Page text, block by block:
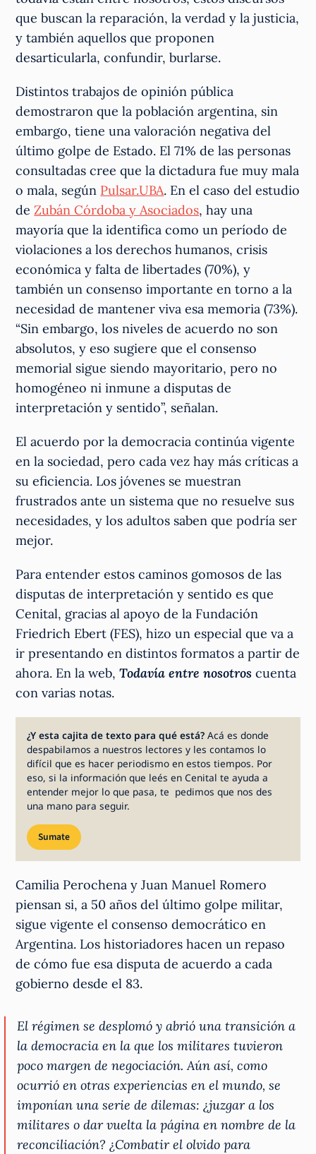
que buscan la reparación, la verdad y la justicia,
y también aquellos que proponen
desarticularla, confundir, burlarse.
Distintos trabajos de opinión pública
demostraron que la población argentina, sin
embargo, tiene una valoración negativa del
último golpe de Estado. El 71% de las personas
consultadas cree que la dictadura fue muy mala
o mala, según Pulsar.UBA. En el caso del estudio
deZubán Córdoba y Asociados, hay una
mayoría que la identifica como un período de
violaciones a los derechos humanos, crisis
económica y falta de libertades (70%), y
también un consenso importante en torno a la
necesidad de mantener viva esa memoria (73%).
“Sin embargo, los niveles de acuerdo no son
absolutos, y eso sugiere que el consenso
memorial sigue siendo mayoritario, pero no
homogéneo ni inmune a disputas de
interpretación y sentido”, señalan.
El acuerdo por la democracia continúa vigente
en la sociedad, pero cada vez hay más críticas a
su eficiencia. Los jóvenes se muestran
frustrados ante un sistema que no resuelve sus
necesidades, y los adultos saben que podría ser
mejor.
Para entender estos caminos gomosos de las
disputas de interpretación y sentido es que
Cenital, gracias al apoyo de la Fundación
Friedrich Ebert (FES), hizo un especial que va a
ir presentando en distintos formatos a partir de
ahora. En la web,Todavía entre nosotros cuenta
con varias notas.
¿Y esta cajita de texto para qué está?Acá es donde
despabilamos a nuestros lectores y les contamos lo
difícil que es hacer periodismo en estos tiempos. Por
eso, si la información que leés en Cenital te ayuda a
entender mejor lo que pasa, te pedimos que nos des
una mano para seguir.
Sumate
Camilia Perochena y Juan Manuel Romero
piensan si, a 50 años del último golpe militar,
sigue vigente el consenso democrático en
Argentina. Los historiadores hacen un repaso
de cómo fue esa disputa de acuerdo a cada
gobierno desde el 83.
El régimen se desplomó y abrió una transición a
la democracia en la que los militares tuvieron
poco margen de negociación. Aún así, como
ocurrió en otras experiencias en el mundo, se
imponían una serie de dilemas: ¿juzgar a los
militares o dar vuelta la página en nombre de la
reconciliación? ¿Combatir el olvido para